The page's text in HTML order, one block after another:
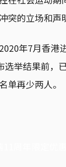
突的立场和
年7月香港
选举结果前，
单再少两人。